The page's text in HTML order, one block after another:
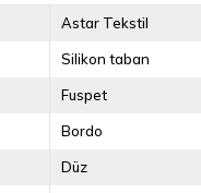
Astar Tekstil
Silikon taban
Fuspet
Bordo
Düz